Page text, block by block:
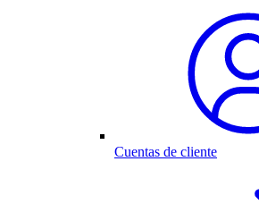
Cuentas de cliente